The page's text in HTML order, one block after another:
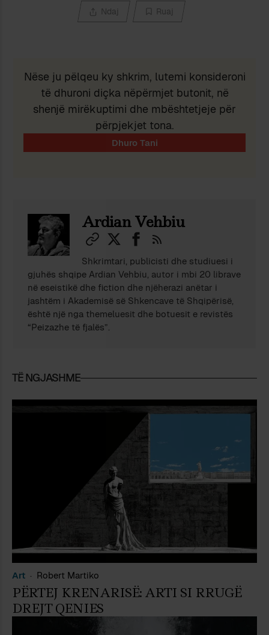
Ndaj Ruaj
Nëse ju pëlqeu ky shkrim, lutemi konsideroni
të dhuroni diçka nëpërmjet butonit, në
shenjë mirëkuptimi dhe mbështetjeje për
përpjekjet tona.
Ardian Vehbiu
Shkrimtari, publicisti dhe studiuesi i
gjuhës shqipe Ardian Vehbiu, autor i mbi 20 librave
në eseistikë dhe fiction dhe njëherazi anëtar i
jashtëm i Akademisë së Shkencave të Shqipërisë,
është një nga themeluesit dhe botuesit e revistës
“Peizazhe të fjalës”.
TË NGJASHME
Art Robert Martiko
PËRTEJ KRENARISË: ARTI SI RRUGË
DREJT QENIES